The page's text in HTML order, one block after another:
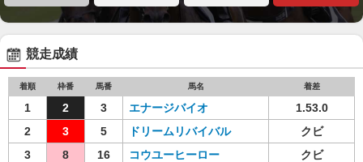
競走成績
着順 枠番 馬番 馬名 着差
1 2 3 エナージバイオ
1.53.0
2
3 5 ドリームリバイバル
クビ
3
8 16 コウユーヒーロー
クビ